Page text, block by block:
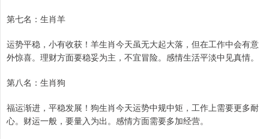
第七名：生肖羊
运势平稳，小有收获！羊生肖今天虽无大起大落，但在工作中会有意
外惊喜。理财方面要稳妥为主，不宜冒险。感情生活平淡中见真情。
第八名：生肖狗
福运渐进，平稳发展！狗生肖今天运势中规中矩，工作上需要更多耐
心。财运一般，要量入为出。感情方面需要多加经营。